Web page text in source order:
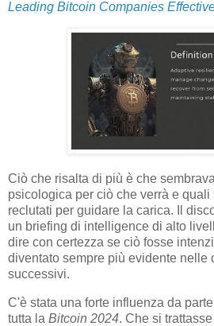
Leading Bitcoin Companies
Ciò che risalta di più è che
psicologica per ciò che verrà e
reclutati per guidare la carica. Il
un briefing di intelligence di alto
dire con certezza se ciò fosse
diventato sempre più evidente nelle
successivi.
C'è stata una forte influenza da
tutta la Bitcoin 2024. Che si